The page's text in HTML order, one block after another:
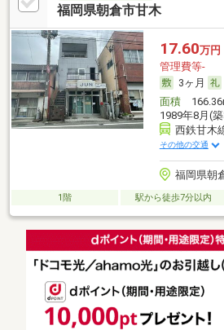
福岡県朝倉市甘木
17.60万円
管理費等-
3ヶ月
面積
1989年8月(
西鉄甘木
その他の交通
福岡県朝
1階 駅から徒歩7分以内